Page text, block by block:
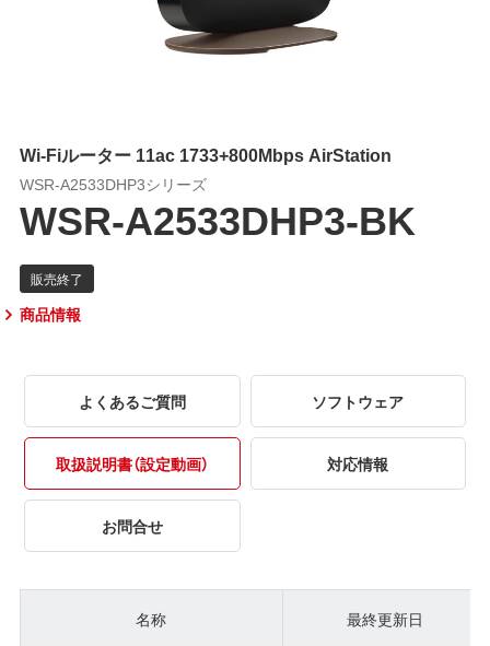
Wi-Fiルーター 11ac 1733+800Mbps AirStation
WSR-A2533DHP3シリーズ
WSR-A2533DHP3-BK
商品情報
よくあるご質問 ソフトウェア
取扱説明書（設定動画） 対応情報
お問合せ
名称 最終更新日